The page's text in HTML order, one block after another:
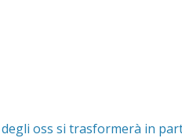
oss si trasformerà in